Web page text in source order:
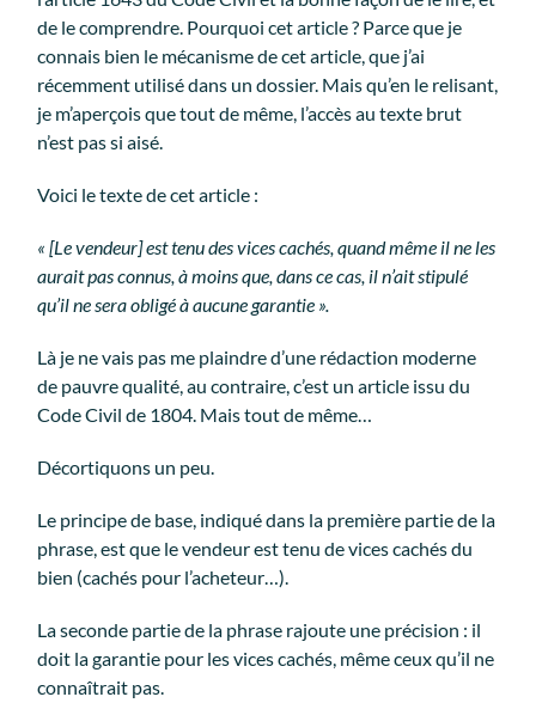
de le comprendre. Pourquoi cet article ? Parce que je
connais bien le mécanisme de cet article, que j’ai
récemment utilisé dans un dossier. Mais qu’en le relisant,
je m’aperçois que tout de même, l’accès au texte brut
n’est pas si aisé.
Voici le texte de cet article :
« [Le vendeur] est tenu des vices cachés, quand même il ne les
aurait pas connus, à moins que, dans ce cas, il n’ait stipulé
qu’il ne sera obligé à aucune garantie ».
Là je ne vais pas me plaindre d’une rédaction moderne
de pauvre qualité, au contraire, c’est un article issu du
Code Civil de 1804. Mais tout de même…
Décortiquons un peu.
Le principe de base, indiqué dans la première partie de la
phrase, est que le vendeur est tenu de vices cachés du
bien (cachés pour l’acheteur…).
La seconde partie de la phrase rajoute une précision : il
doit la garantie pour les vices cachés, même ceux qu’il ne
connaîtrait pas.